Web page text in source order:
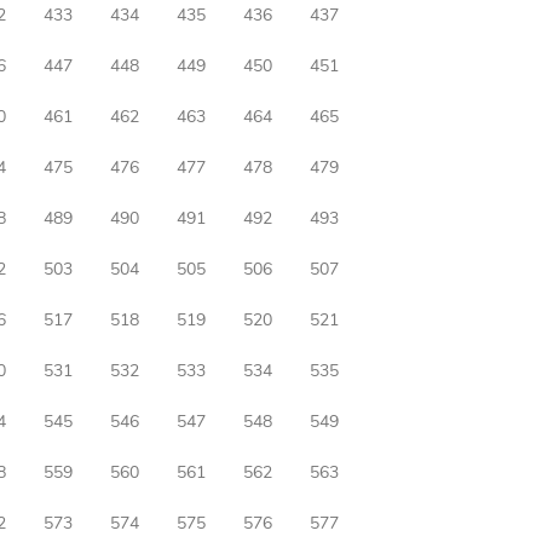
433 434 435 436 437
447 448 449 450 451
461 462 463 464 465
475 476 477 478 479
489 490 491 492 493
503 504 505 506 507
517 518 519 520 521
531 532 533 534 535
545 546 547 548 549
559 560 561 562 563
573 574 575 576 577